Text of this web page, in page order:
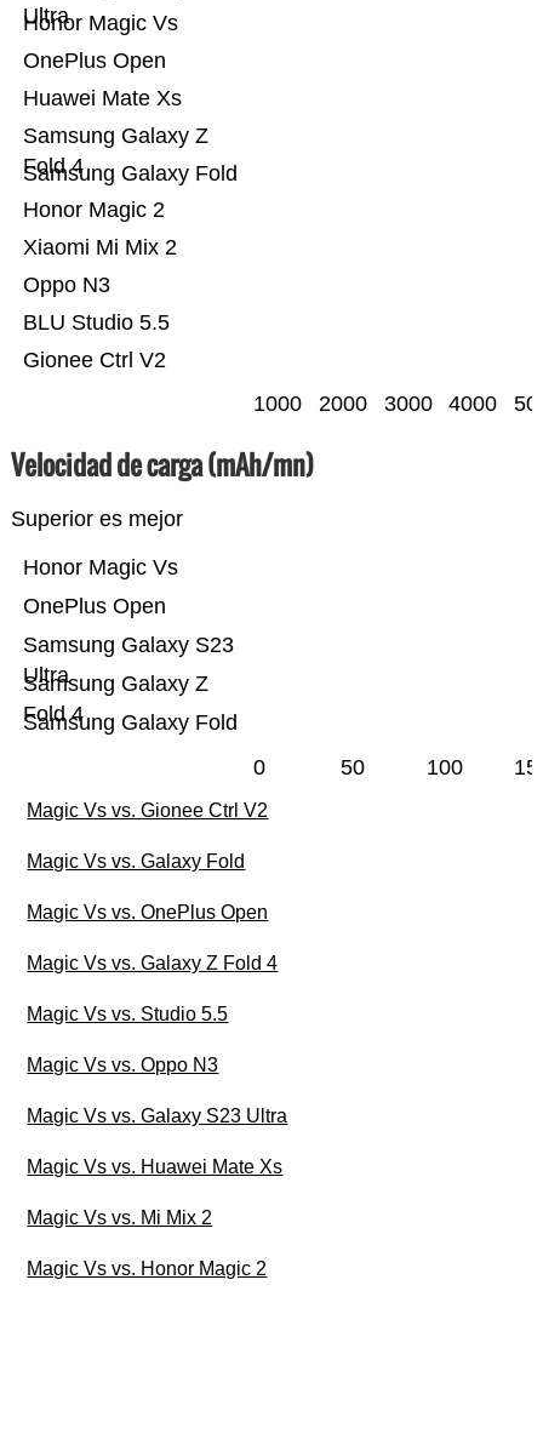
Gionee Ctrl V2
BLU Studio 5.5
Oppo N3
Xiaomi Mi Mix 2
Honor Magic 2
Samsung Galaxy Fold
Samsung Galaxy Z
Fold 4
Huawei Mate Xs
OnePlus Open
Honor Magic Vs
Ultra
1000 2000 3000 4000
Velocidad de carga (mAh/mn)
Superior es mejor
Samsung Galaxy Fold
Samsung Galaxy Z
Fold 4
Samsung Galaxy S23
Ultra
OnePlus Open
Honor Magic Vs
0 50 100
Magic Vs vs. Gionee Ctrl V2
Magic Vs vs. Galaxy Fold
Magic Vs vs. OnePlus Open
Magic Vs vs. Galaxy Z Fold 4
Magic Vs vs. Studio 5.5
Magic Vs vs. Oppo N3
Magic Vs vs. Galaxy S23 Ultra
Magic Vs vs. Huawei Mate Xs
Magic Vs vs. Mi Mix 2
Magic Vs vs. Honor Magic 2